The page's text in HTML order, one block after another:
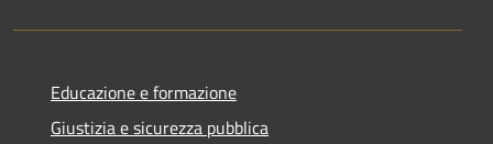
Educazione e formazione
Giustizia e sicurezza pubblica